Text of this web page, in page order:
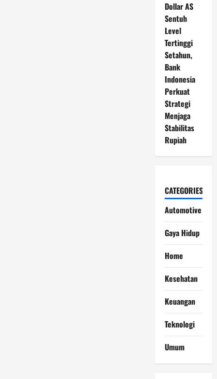
Dollar AS
Sentuh
Level
Tertinggi
Setahun,
Bank
Indonesia
Perkuat
Strategi
Menjaga
Stabilitas
Rupiah
CATEGORIES
Automotive
Gaya Hidup
Home
Kesehatan
Keuangan
Teknologi
Umum